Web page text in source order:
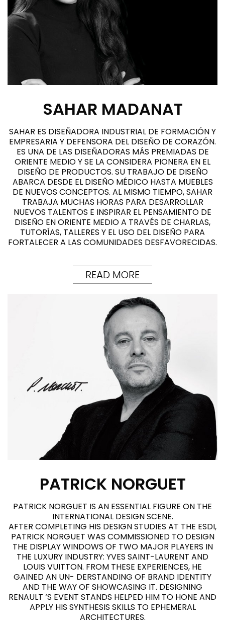
SAHAR MADANAT
SAHAR ES DISEÑADORA INDUSTRIAL DE FORMACIÓN Y
EMPRESARIA Y DEFENSORA DEL DISEÑO DE CORAZÓN.
ES UNA DE LAS DISEÑADORAS MÁS PREMIADAS DE
ORIENTE MEDIO Y SE LA CONSIDERA PIONERA EN EL
DISEÑO DE PRODUCTOS. SU TRABAJO DE DISEÑO
ABARCA DESDE EL DISEÑO MÉDICO HASTA MUEBLES
DE NUEVOS CONCEPTOS. AL MISMO TIEMPO, SAHAR
TRABAJA MUCHAS HORAS PARA DESARROLLAR
NUEVOS TALENTOS E INSPIRAR EL PENSAMIENTO DE
DISEÑO EN ORIENTE MEDIO A TRAVÉS DE CHARLAS,
TUTORÍAS, TALLERES Y EL USO DEL DISEÑO PARA
FORTALECER A LAS COMUNIDADES DESFAVORECIDAS.
READ MORE
PATRICK NORGUET
PATRICK NORGUET IS AN ESSENTIAL FIGURE ON THE
INTERNATIONAL DESIGN SCENE.
AFTER COMPLETING HIS DESIGN STUDIES AT THE ESDI,
PATRICK NORGUET WAS COMMISSIONED TO DESIGN
THE DISPLAY WINDOWS OF TWO MAJOR PLAYERS IN
THE LUXURY INDUSTRY: YVES SAINT-LAURENT AND
LOUIS VUITTON. FROM THESE EXPERIENCES, HE
GAINED AN UN- DERSTANDING OF BRAND IDENTITY
AND THE WAY OF SHOWCASING IT. DESIGNING
RENAULT ‘S EVENT STANDS HELPED HIM TO HONE AND
APPLY HIS SYNTHESIS SKILLS TO EPHEMERAL
ARCHITECTURES.